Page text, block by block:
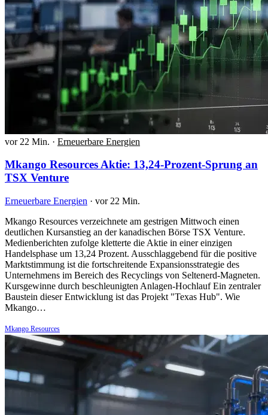
vor 22 Min. · Erneuerbare Energien
Mkango Resources Aktie: 13,24-Prozent-Sprung an
TSX Venture
Erneuerbare Energien · vor 22 Min.
Mkango Resources verzeichnete am gestrigen Mittwoch einen
deutlichen Kursanstieg an der kanadischen Börse TSX Venture.
Medienberichten zufolge kletterte die Aktie in einer einzigen
Handelsphase um 13,24 Prozent. Ausschlaggebend für die positive
Marktstimmung ist die fortschreitende Expansionsstrategie des
Unternehmens im Bereich des Recyclings von Seltenerd-Magneten.
Kursgewinne durch beschleunigten Anlagen-Hochlauf Ein zentraler
Baustein dieser Entwicklung ist das Projekt "Texas Hub". Wie
Mkango…
Mkango Resources